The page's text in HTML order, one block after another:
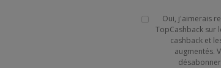
Oui, j'aimerais
TopCashback sur
cashback et
augmentés.